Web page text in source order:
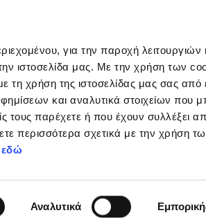
για την παροχή λειτουργιών
ιστοσελίδα μας. Με την χρήση των
τη χρήση της ιστοσελίδας μας σας από
και αναλυτικά στοιχείων που
τους παρέχετε ή που έχουν συλλέξει
περισσότερα σχετικά με την χρήση
εδώ
Αναλυτικά
Coca-Cola